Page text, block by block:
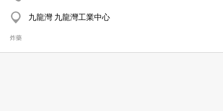
九龍灣 九龍灣工業中心
炸藥